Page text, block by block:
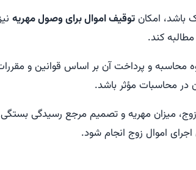
باشد، امکانتوقیف اموال برای وصول مهریه
کند.
محاسبه و پرداخت آن بر اساس قوانین و
محاسبات مؤثر باشد.
میزان مهریه و تصمیم مرجع رسیدگی بستگی
اموال زوج انجام شود.